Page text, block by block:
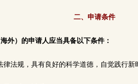
二、申请条件
外）的申请人应当具备以下条件：
律法规，具有良好的科学道德，自觉践行新